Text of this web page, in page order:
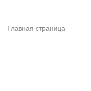
Главная страница